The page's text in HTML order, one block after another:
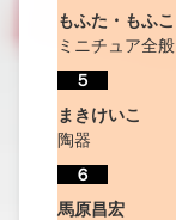
もふた・もふこ
ミニチュア全般
５
まきけいこ
陶器
６
馬原昌宏